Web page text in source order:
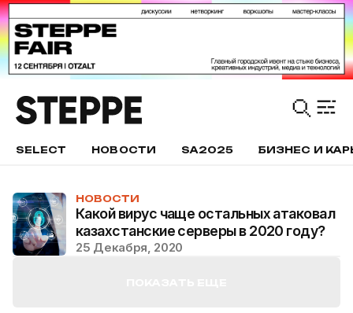
SELECT НОВОСТИ SA2025 БИЗНЕС И
НОВОСТИ
Какой вирус чаще остальных атаковал
казахстанские серверы в 2020 году?
25 Декабря, 2020